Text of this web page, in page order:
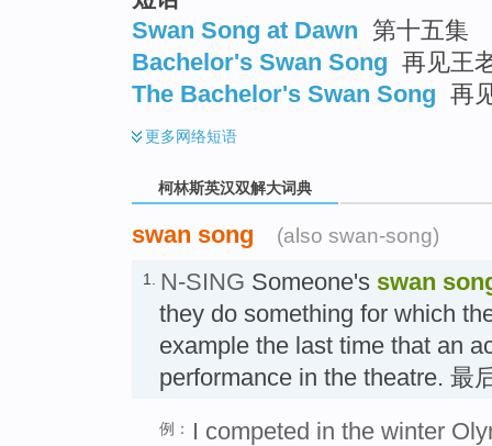
Swan Song at Dawn 第十五集
Bachelor's Swan Song 再见王
The Bachelor's Swan Song 再
更多网络短语
柯林斯英汉双解大词典
swan song (also swan-song)
1. N-SING Someone's swan
they do something for which
example the last time that an
performance in the theatre. 最
例：
I competed in the winter